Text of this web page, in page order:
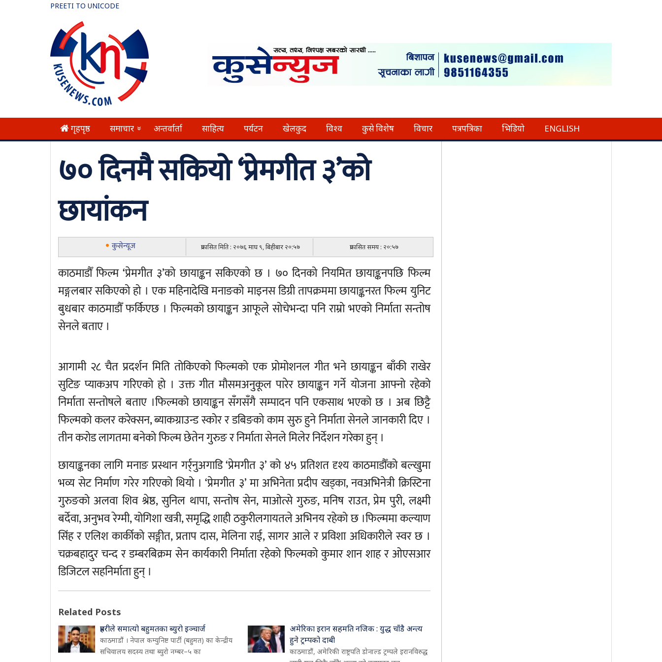
PREETI TO UNICODE
गृहपृष्ठ समाचार » अन्तर्वार्ता साहित्य पर्यटन खेलकुद विश्व कुसे विशेष विचार पत्रपत्रिका भिडियो ENGLISH
७० दिनमै सकियो ‘प्रेमगीत ३’को
छायांकन
कुसेन्यूज प्रकासित मिति : २०७६ माघ ९, बिहीबार २०:५७ प्रकासित समय : २०:५७
काठमाडौँ फिल्म ‘प्रेमगीत ३’को छायाङ्कन सकिएको छ । ७० दिनको नियमित छायाङ्कनपछि फिल्म
मङ्गलबार सकिएको हो । एक महिनादेखि मनाङको माइनस डिग्री तापक्रममा छायाङ्कनरत फिल्म युनिट
बुधबार काठमाडौँ फर्किएछ । फिल्मको छायाङ्कन आफूले सोचेभन्दा पनि राम्रो भएको निर्माता सन्तोष
सेनले बताए ।
आगामी २८ चैत प्रदर्शन मिति तोकिएको फिल्मको एक प्रोमोशनल गीत भने छायाङ्कन बाँकी राखेर
सुटिङ प्याकअप गरिएको हो । उक्त गीत मौसमअनुकूल पारेर छायाङ्कन गर्ने योजना आफ्नो रहेको
निर्माता सन्तोषले बताए ।फिल्मको छायाङ्कन सँगसँगै सम्पादन पनि एकसाथ भएको छ । अब छिट्टै
फिल्मको कलर करेक्सन, ब्याकग्राउन्ड स्कोर र डबिङको काम सुरु हुने निर्माता सेनले जानकारी दिए ।
तीन करोड लागतमा बनेको फिल्म छेतेन गुरुङ र निर्माता सेनले मिलेर निर्देशन गरेका हुन् ।
छायाङ्कनका लागि मनाङ प्रस्थान गर्र्नुअगाडि ‘प्रेमगीत ३’ को ४५ प्रतिशत दृश्य काठमाडौँको बल्खुमा
भव्य सेट निर्माण गरेर गरिएको थियो । ‘प्रेमगीत ३’ मा अभिनेता प्रदीप खड्का, नवअभिनेत्री क्रिस्टिना
गुरुङको अलवा शिव श्रेष्ठ, सुनिल थापा, सन्तोष सेन, माओत्से गुरुङ, मनिष राउत, प्रेम पुरी, लक्ष्मी
बर्देवा, अनुभव रेग्मी, योगिशा खत्री, समृद्धि शाही ठकुरीलगायतले अभिनय रहेको छ ।फिल्ममा कल्याण
सिंह र एलिश कार्कीको सङ्गीत, प्रताप दास, मेलिना राई, सागर आले र प्रविशा अधिकारीले स्वर छ ।
चक्रबहादुर चन्द र डम्बरबिक्रम सेन कार्यकारी निर्माता रहेको फिल्मको कुमार शान शाह र ओएसआर
डिजिटल सहनिर्माता हुन् ।
Related Posts
प्रहरीले समात्यो बहुमतका ब्युरो इञ्चार्ज
काठमाडौं । नेपाल कम्युनिष्ट पार्टी (बहुमत) का केन्द्रीय
सचिवालय सदस्य तथा ब्युरो नम्बर–५ का
अमेरिका इरान सहमति नजिक : युद्ध चाँडै अन्त्य
हुने ट्रम्पको दाबी
काठमाडौं, अमेरिकी राष्ट्रपति डोनाल्ड ट्रम्पले इरानविरुद्ध